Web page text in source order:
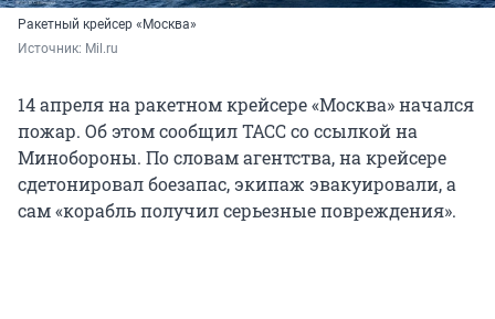
Ракетный крейсер «Москва»
Источник: Mil.ru
14 апреля на ракетном крейсере «Москва» начался
пожар. Об этом сообщил ТАСС со ссылкой на
Минобороны. По словам агентства, на крейсере
сдетонировал боезапас, экипаж эвакуировали, а
сам «корабль получил серьезные повреждения».